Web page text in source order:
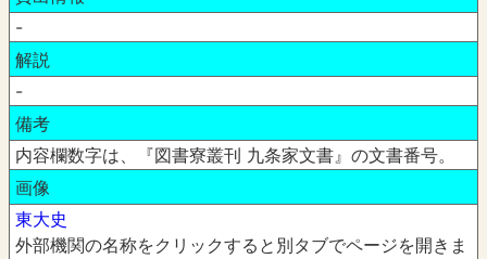
-
解説
-
備考
内容欄数字は、『図書寮叢刊 九条家文書』の文書番号。
画像
東大史
外部機関の名称をクリックすると別タブでページを開きま